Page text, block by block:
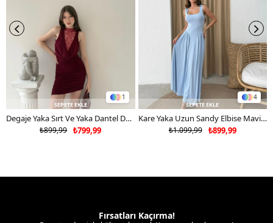
1
SEPETE EKLE
Degaje Yaka Sırt Ve Yaka Dantel Detay Mini Sandy Elbise Bordo 2104
₺799,99
₺899,99
4
SEPETE EKLE
Kare Yaka Uzun Sandy Elbise Mavi 2102
₺899,99
₺1.099,99
Fırsatları Kaçırma!